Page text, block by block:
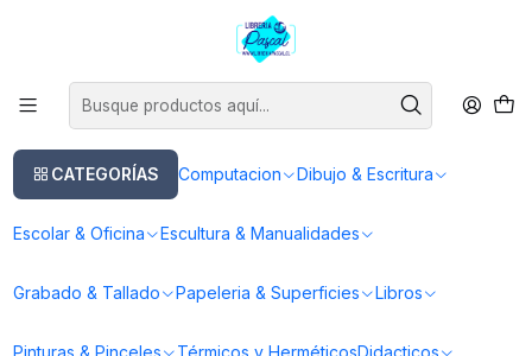
CATEGORÍAS Computacion Dibujo & Escritura
Escolar & Oficina Escultura & Manualidades
Grabado & Tallado Papeleria & Superficies Libros
Pinturas & Pinceles Térmicos y HerméticosDidacticos
Este es el texto del slide
Mug Térmico Huron 2.0 Couture Air 473 ml